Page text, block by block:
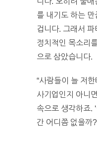
를 내기도 하는
겁니다. 그래서
정치적인 목소리
으로 삼았습니다.
“사람들이 늘 저
사기업인지 아니
속으로 생각하죠.
간 어디쯤 없을까